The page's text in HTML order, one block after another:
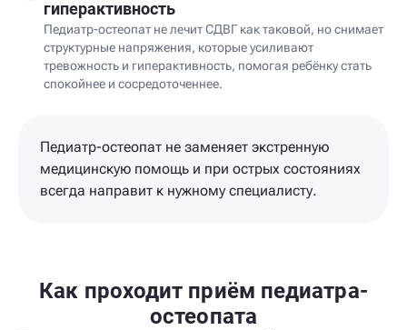
гиперактивность
Педиатр-остеопат не лечит СДВГ как таковой, но снимает
структурные напряжения, которые усиливают
тревожность и гиперактивность, помогая ребёнку стать
спокойнее и сосредоточеннее.
Педиатр-остеопат не заменяет экстренную
медицинскую помощь и при острых состояниях
всегда направит к нужному специалисту.
Как проходит приём педиатра-
остеопата